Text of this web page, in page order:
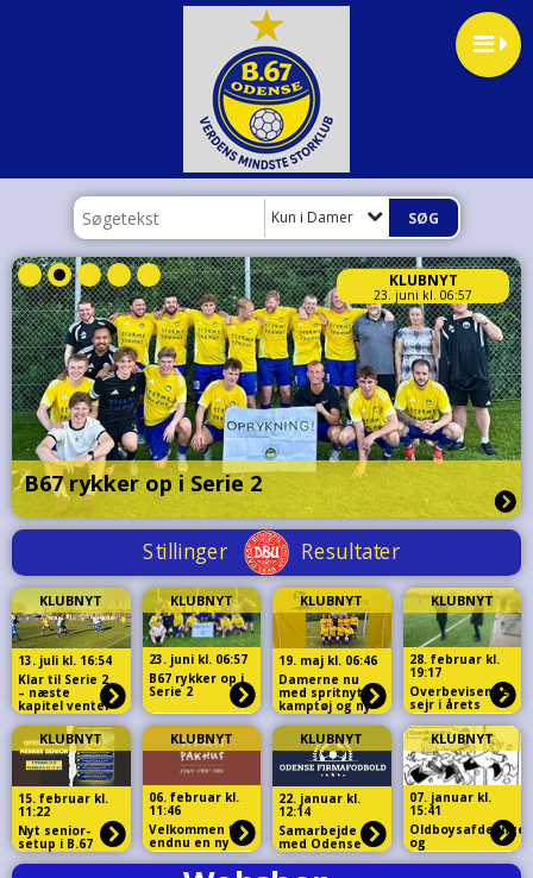
Kun i Damer
KLUBNYT
23. juni kl. 06:57
B67 rykker op i Serie 2
KLUBNYT
13. juli kl. 16:54
Klar til Serie 2
– næste
kapitel venter
KLUBNYT
23. juni kl. 06:57
B67 rykker op i
Serie 2
KLUBNYT
19. maj kl. 06:46
Damerne nu
med spritnyt
kamptøj og ny
sponsor
KLUBNYT
28. februar kl.
19:17
Overbevisende
sejr i årets
første
testkamp
KLUBNYT
15. februar kl.
11:22
Nyt senior-
setup i B.67
KLUBNYT
06. februar kl.
11:46
Velkommen til
endnu en ny
sponsor i
klubben
KLUBNYT
22. januar kl.
12:14
Samarbejde
med Odense
Firmafodbold
KLUBNYT
07. januar kl.
15:41
Oldboysafdelingen
og
Hovedafdelingen
holder ordinær